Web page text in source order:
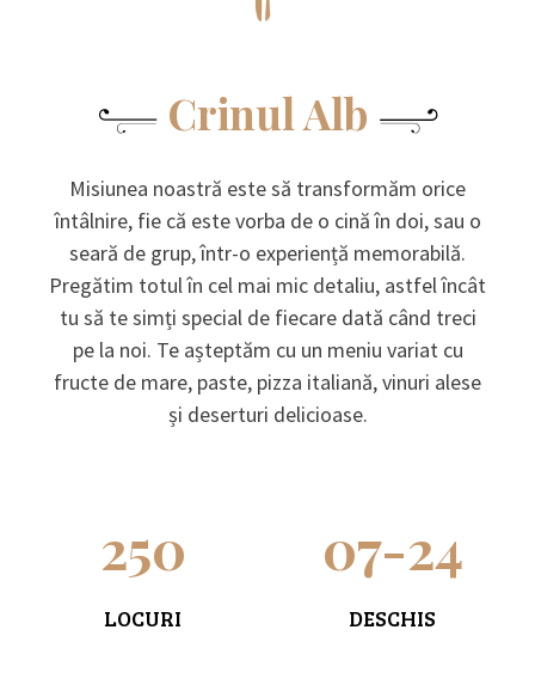
Crinul Alb
Misiunea noastră este să transformăm orice
întâlnire, fie că este vorba de o cină în doi, sau o
seară de grup, într-o experiență memorabilă.
Pregătim totul în cel mai mic detaliu, astfel încât
tu să te simți special de fiecare dată când treci
pe la noi. Te așteptăm cu un meniu variat cu
fructe de mare, paste, pizza italiană, vinuri alese
și deserturi delicioase.
250
LOCURI
07-24
DESCHIS